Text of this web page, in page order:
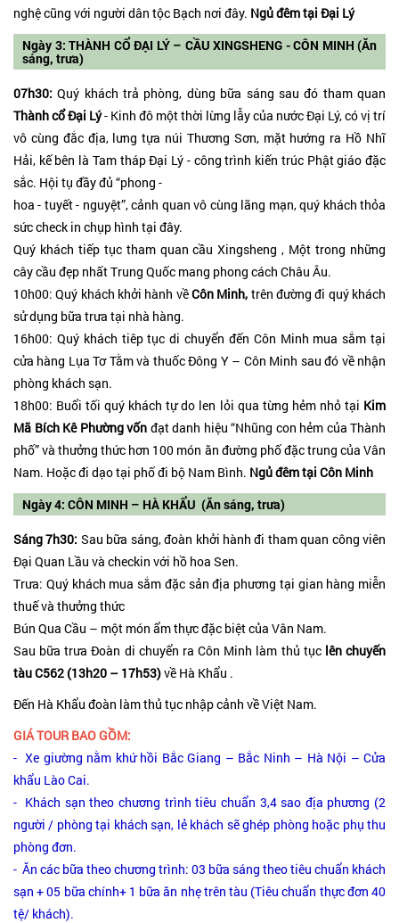
nghệ cũng với người dân tộc Bạch nơi đây. Ngủ đêm tại Đại Lý
Ngày 3: THÀNH CỔ ĐẠI LÝ – CẦU XINGSHENG - CÔN MINH (Ăn
sáng, trưa)
07h30: Quý khách trả phòng, dùng bữa sáng sau đó tham quan
Thành cổ Đại Lý- Kinh đô một thời lừng lẫy của nước Đại Lý, có vị trí
vô cùng đắc địa, lưng tựa núi Thương Sơn, mặt hướng ra Hồ Nhĩ
Hải, kế bên là Tam tháp Đại Lý - công trình kiến trúc Phật giáo đặc
sắc. Hội tụ đầy đủ “phong -
hoa - tuyết - nguyệt”, cảnh quan vô cùng lãng mạn, quý khách thỏa
sức check in chụp hình tại đây.
Quý khách tiếp tục tham quan cầu Xingsheng , Một trong những
cây cầu đẹp nhất Trung Quốc mang phong cách Châu Âu.
10h00: Quý khách khởi hành vềCôn Minh, trên đường đi quý khách
sử dụng bữa trưa tại nhà hàng.
16h00: Quý khách tiêp tục di chuyển đến Côn Minh mua sắm tại
cửa hàng Lụa Tơ Tằm và thuốc Đông Y – Côn Minh sau đó về nhận
phòng khách sạn.
18h00: Buổi tối quý khách tự do len lỏi qua từng hẻm nhỏ tại Kim
Mã Bích Kê Phường vốn đạt danh hiệu “Nhũng con hẻm của Thành
phố” và thưởng thức hơn 100 món ăn đường phố đặc trung của Vân
Nam. Hoặc đi dạo tại phố đi bộ Nam Bình. Ngủ đêm tại Côn Minh
Ngày 4: CÔN MINH – HÀ KHẨU (Ăn sáng, trưa)
Sáng 7h30: Sau bữa sáng, đoàn khởi hành đi tham quan công viên
Đại Quan Lầu và checkin với hồ hoa Sen.
Trưa: Quý khách mua sắm đặc sản địa phương tại gian hàng miễn
thuế và thưởng thức
Bún Qua Cầu – một món ẩm thực đặc biệt của Vân Nam.
Sau bữa trưa Đoàn di chuyển ra Côn Minh làm thủ tụclên chuyến
tàu C562 (13h20 – 17h53)về Hà Khẩu .
Đến Hà Khẩu đoàn làm thủ tục nhập cảnh về Việt Nam.
GIÁ TOUR BAO GỒM:
- Xe giường nằm khứ hồi Bắc Giang – Bắc Ninh – Hà Nội – Cửa
khẩu Lào Cai.
- Khách sạn theo chương trình tiêu chuẩn 3,4 sao địa phương (2
người / phòng tại khách sạn, lẻ khách sẽ ghép phòng hoặc phụ thu
phòng đơn.
- Ăn các bữa theo chương trình: 03 bữa sáng theo tiêu chuẩn khách
sạn + 05 bữa chính+ 1 bữa ăn nhẹ trên tàu (Tiêu chuẩn thực đơn 40
tệ/ khách).